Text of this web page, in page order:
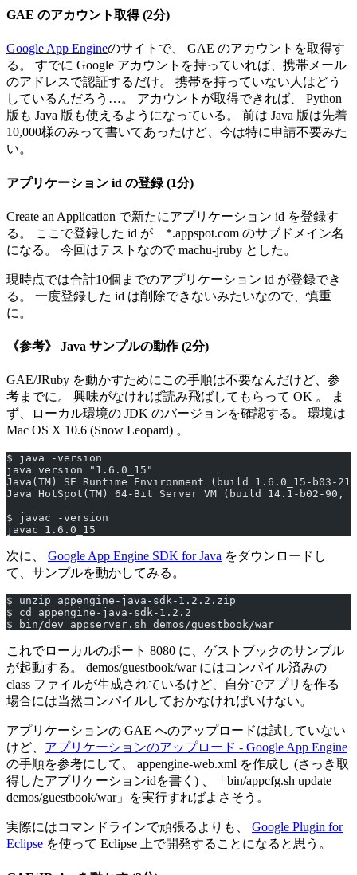
GAE のアカウント取得 (2分)
Google App Engineのサイトで、 GAE のアカウントを取得す
る。 すでに Google アカウントを持っていれば、携帯メール
のアドレスで認証するだけ。 携帯を持っていない人はどう
しているんだろう…。 アカウントが取得できれば、 Python
版も Java 版も使えるようになっている。 前は Java 版は先着
10,000様のみって書いてあったけど、今は特に申請不要みた
い。
アプリケーション id の登録 (1分)
Create an Application で新たにアプリケーション id を登録す
る。 ここで登録した id が *.appspot.com のサブドメイン名
になる。 今回はテストなので machu-jruby とした。
現時点では合計10個までのアプリケーション id が登録でき
る。 一度登録した id は削除できないみたいなので、慎重
に。
《参考》 Java サンプルの動作 (2分)
GAE/JRuby を動かすためにこの手順は不要なんだけど、参
考までに。 興味がなければ読み飛ばしてもらって OK 。 ま
ず、ローカル環境の JDK のバージョンを確認する。 環境は
Mac OS X 10.6 (Snow Leopard) 。
$ java -version
java version "1.6.0_15"
Java(TM) SE Runtime Environment (build 1.6.0_15-b03-
Java HotSpot(TM) 64-Bit Server VM (build 14.1-b02-90,
$ javac -version
javac 1.6.0_15
次に、 Google App Engine SDK for Java をダウンロードし
て、サンプルを動かしてみる。
$ unzip appengine-java-sdk-1.2.2.zip
$ cd appengine-java-sdk-1.2.2
$ bin/dev_appserver.sh demos/guestbook/war
これでローカルのポート 8080 に、ゲストブックのサンプル
が起動する。 demos/guestbook/war にはコンパイル済みの
class ファイルが生成されているけど、自分でアプリを作る
場合には当然コンパイルしておかなければいけない。
アプリケーションの GAE へのアップロードは試していない
けど、 アプリケーションのアップロード - Google App Engine
の手順を参考にして、 appengine-web.xml を作成し (さっき取
得したアプリケーションidを書く) 、「bin/appcfg.sh update
demos/guestbook/war」を実行すればよさそう。
実際にはコマンドラインで頑張るよりも、 Google Plugin for
Eclipse を使って Eclipse 上で開発することになると思う。